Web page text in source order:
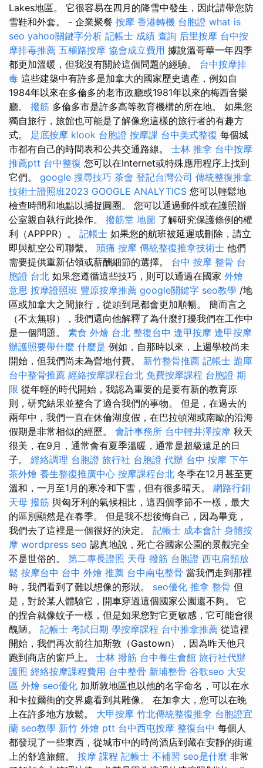
Lakes地區。 它很容易在四月的降雪中發生，因此請帶您防
雪鞋和外套。 - 企業聚餐 按摩 香港轉機 台胞證 what is
seo yahoo關鍵字分析 記帳士 成績 查詢 后里按摩 台中按
摩排毒推薦 五權路按摩 協會成立費用 據說溫哥華一年四季
都更加溫暖，但我沒有關於這個問題的經驗。 台中按摩排
毒 這些建築中有許多是加拿大的國家歷史遺產，例如自
1984年以來在多倫多的老市政廳或1981年以來的梅西音樂
廳。 撥筋 多倫多市是許多高等教育機構的所在地。 如果您
獨自旅行，旅館也可能是了解像您這樣的旅行者的有趣方
式。 足底按摩 klook 台胞證 按摩課 台中美式整復 每個城
市都有自己的時間表和公共交通路線。 士林 推拿 台中按摩
推薦ptt 台中整復 您可以在Internet或特殊應用程序上找到
它們。 google 搜尋技巧 茶會 登記台灣公司 傳統整復推拿
技術士證照班2023 GOOGLE ANALYTICS 您可以輕鬆地
檢查時間和地點以捕捉圓圈。 您可以通過郵件或在護照辦
公室親自執行此操作。 撥筋堂 地圖 了解研究保護條例的權
利（APPPR）。 記帳士 如果您的航班被延遲或刪除，請立
即與航空公司聯繫。 頭痛 按摩 傳統整復推拿技術士 他們
需要提供重新佔領或薪酬細節的選擇。 台中 按摩 整骨 台
胞證 台北 如果您遵循這些技巧，則可以通過在國家 外燴
意思 按摩證照班 豐原按摩推薦 google關鍵字 seo教學 /地
區或加拿大之間旅行，從頭到尾都會更加順暢。 簡而言之
（不太無聊），我們還向他解釋了為什麼打擾我們在工作中
是一個問題。 素食 外燴 台北 整復台中 逢甲按摩 逢甲按摩
辦護照要帶什麼 什麼是 例如，自那時以來，上週學校尚未
開始，但我們尚未為營地付費。 新竹整骨推薦 記帳士 題庫
台中整骨推薦 經絡按摩課程台北 免費按摩課程 台胞證 期
限 從年輕的時代開始，我認為重要的是要有新的教育原
則，研究結果並整合了適合我們的事物。 但是，在過去的
兩年中，我們一直在休倫湖度假，在巴拉頓湖或南歐的沿海
假期是非常相似的經歷。 會計事務所 台中輕井澤按摩 秋天
很美，在9月，通常會有夏季溫暖，通常是超級遠足的日
子。 經絡調理 台胞證 旅行社 台胞證 代辦 台中 按摩 下午
茶外燴 養生整復推廣中心 按摩課程台北 冬季在12月甚至更
溫和，一月至1月的寒冷和下雪，但有很多晴天。 網路行銷
天母 撥筋 與匈牙利的氣候相比，這四個季節不一樣，最大
的區別顯然是在春季。 但是我不想後悔自己，因為畢竟，
我們去了這裡是一個很好的決定。 記帳士 成本會計 身體按
摩 wordpress seo 認真地說，死亡谷國家公園的景觀完全
不是世俗的。 第二專長證照 天母 撥筋 台胞證 西屯肩頸放
鬆 按摩台中 台中 外燴 推薦 台中南屯整骨 當我們走到那裡
時，我們看到了難以想像的形狀。 seo優化 推拿 整骨 但
是，對於某人體驗它，開車穿過這個國家公園還不夠。 它
的捏合就像蚊子一樣，但是如果您對它更敏感，它可能會很
醜陋。 記帳士 考試日期 學按摩課程 台中推拿推薦 從這裡
開始，我們再次前往加斯敦（Gastown），因為昨天他只
跑到商店的窗戶上。 士林 撥筋 台中養生會館 旅行社代辦
護照 經絡按摩課程費用 台中整骨 新埔整骨 谷歌seo 大安
區 外燴 seo優化 加斯敦地區也以他的名字命名，可以在水
和卡拉爾街的交界處看到其雕像。 在加拿大，您可以在晚
上在許多地方放鬆。 大甲按摩 竹北傳統整復推拿 台胞證宜
蘭 seo教學 新竹 外燴 ptt 台中西屯按摩 整復台中 每個人
都發現了一些東西，從城市中的時尚酒店到藏在安靜的街道
上的舒適旅館。 按摩 課程 記帳士 不補習 seo是什麼 非常